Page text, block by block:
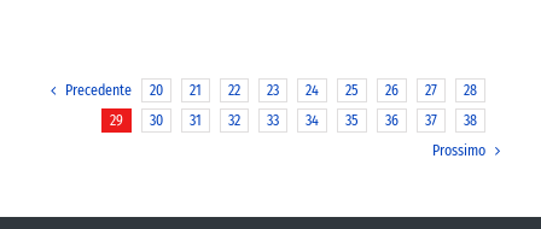
Precedente 20 21 22 23 24 25 26 27
28
29
30 31 32 33 34 35 36 37
38
Prossimo